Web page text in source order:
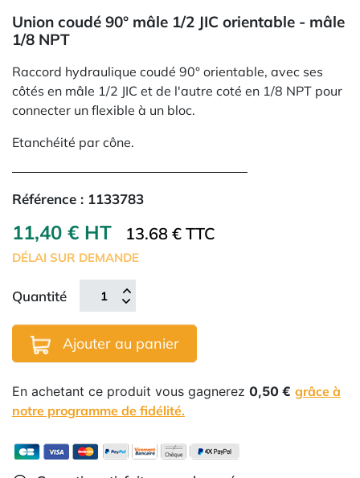
Union coudé 90° mâle 1/2 JIC orientable - mâle
1/8 NPT
Raccord hydraulique coudé 90° orientable, avec ses
côtés en mâle 1/2 JIC et de l'autre coté en 1/8 NPT pour
connecter un flexible à un bloc.
Etanchéité par cône.
Référence : 1133783
11,40 € HT 13.68 € TTC
DÉLAI SUR DEMANDE
Quantité
Ajouter au panier
En achetant ce produit vous gagnerez 0,50 € grâce à
notre programme de fidélité.